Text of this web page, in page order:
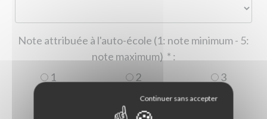
Note attribuée à l'auto-école (1: note minimum - 5:
* :
1
2
3
5